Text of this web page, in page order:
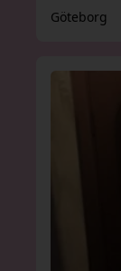
Göteborg